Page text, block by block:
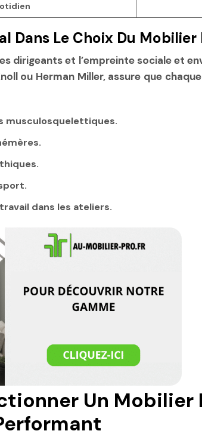
Dans Le Choix Du Mobilier
dirigeants et l’empreinte sociale et
ou Herman Miller, assure que
musculosquelettiques.
dans les ateliers.
Un Mobilier